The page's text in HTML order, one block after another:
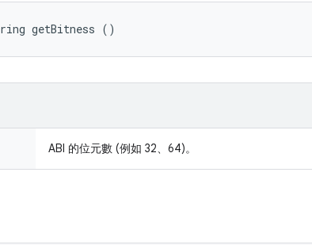
getBitness ()
ABI 的位元數 (例如 32、64)。